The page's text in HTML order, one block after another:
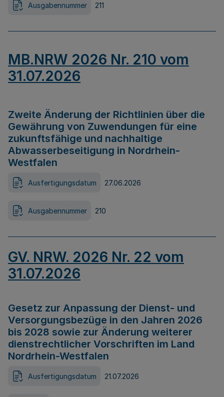
Ausgabennummer 211
MB.NRW 2026 Nr. 210 vom
31.07.2026
Zweite Änderung der Richtlinien über die
Gewährung von Zuwendungen für eine
zukunftsfähige und nachhaltige
Abwasserbeseitigung in Nordrhein-
Westfalen
Ausfertigungsdatum 27.06.2026
Ausgabennummer 210
GV. NRW. 2026 Nr. 22 vom
31.07.2026
Gesetz zur Anpassung der Dienst- und
Versorgungsbezüge in den Jahren 2026
bis 2028 sowie zur Änderung weiterer
dienstrechtlicher Vorschriften im Land
Nordrhein-Westfalen
Ausfertigungsdatum 21.07.2026